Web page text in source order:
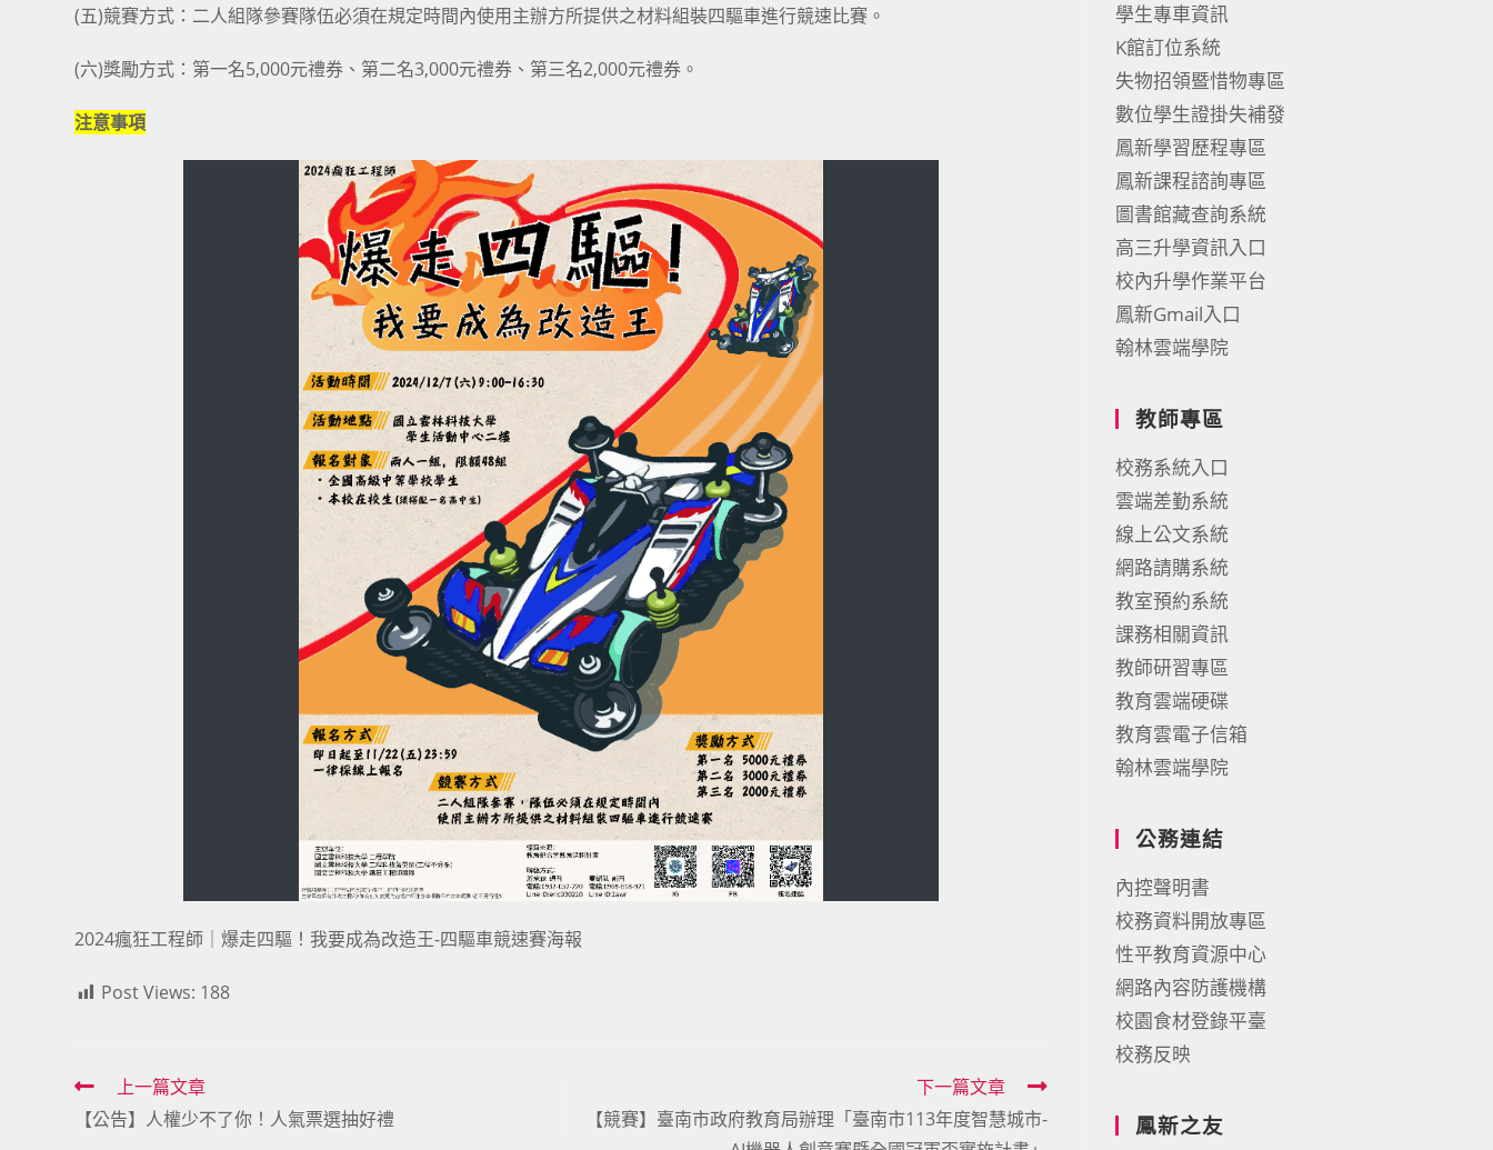
(五)競賽方式：二人組隊參賽隊伍必須在規定時間內使用主辦方所提供之材料組裝四驅車進行競速比賽。
(六)獎勵方式：第一名5,000元禮券、第二名3,000元禮券、第三名2,000元禮券。
注意事項
2024瘋狂工程師｜爆走四驅！我要成為改造王-四驅車競速賽海報
Post Views: 188
Read
more
上一篇文章
【公告】人權少不了你！人氣票選抽好禮
下一篇文章
【競賽】臺南市政府教育局辦理「臺南市113年度智慧城市-
學生專車資訊
K館訂位系統
失物招領暨惜物專區
數位學生證掛失補發
鳳新學習歷程專區
鳳新課程諮詢專區
圖書館藏查詢系統
高三升學資訊入口
校內升學作業平台
鳳新Gmail入口
翰林雲端學院
教師專區
校務系統入口
雲端差勤系統
線上公文系統
網路請購系統
教室預約系統
課務相關資訊
教師研習專區
教育雲端硬碟
教育雲電子信箱
翰林雲端學院
公務連結
內控聲明書
校務資料開放專區
性平教育資源中心
網路內容防護機構
校園食材登錄平臺
校務反映
鳳新之友